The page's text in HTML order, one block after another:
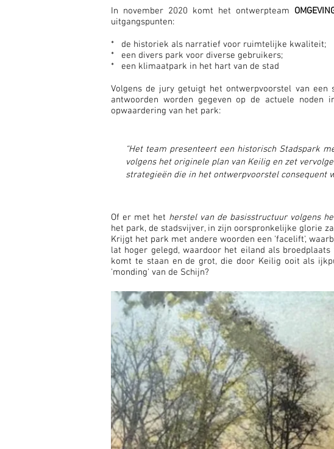
In november 2020 komt het ontwerpteam
uitgangspunten:
* de historiek als narratief voor ruimtelijke kwaliteit;
* een divers park voor diverse gebruikers;
* een klimaatpark in het hart van de stad
Volgens de jury getuigt het ontwerpvoorstel van
antwoorden worden gegeven op de actuele noden
opwaardering van het park:
“Het team presenteert een historisch Stadspark
volgens het originele plan van Keilig en zet
strategieën die in het ontwerpvoorstel consequent
Of er met het herstel van de basisstructuur volgens
het park, de stadsvijver, in zijn oorspronkelijke glorie
Krijgt het park met andere woorden een 'facelift',
lat hoger gelegd, waardoor het eiland als
komt te staan en de grot, die door Keilig ooit als
'monding' van de Schijn?